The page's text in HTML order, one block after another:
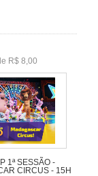
R$ 8,00
1ª SESSÃO -
CIRCUS - 15H